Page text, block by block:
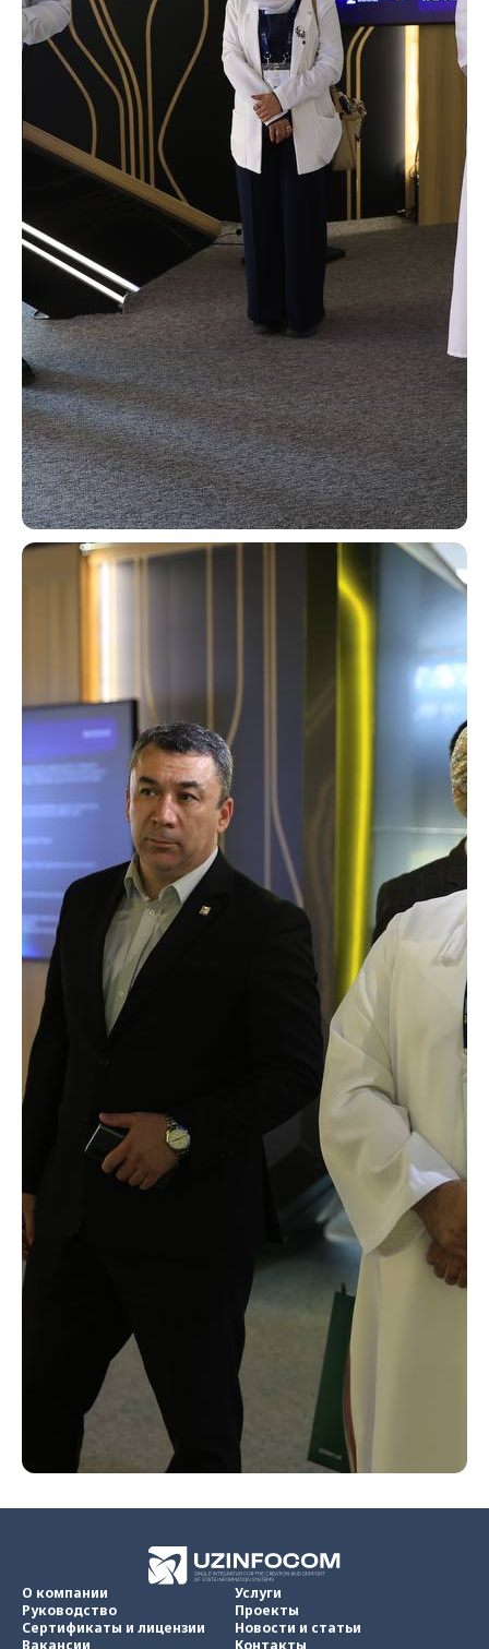
О компании
Руководство
Сертификаты и лицензии
Услуги
Проекты
Новости и статьи